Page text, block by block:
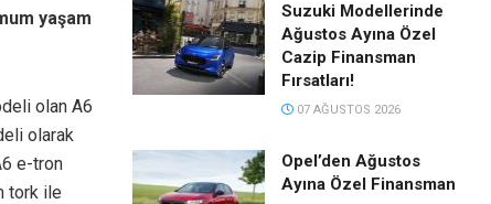
yaşam
olan A6
olarak
e-tron
tork ile
Suzuki Modellerinde
Ağustos Ayına Özel
Cazip Finansman
Fırsatları!
07 AĞUSTOS 2026
Opel’den Ağustos
Ayına Özel Finansman